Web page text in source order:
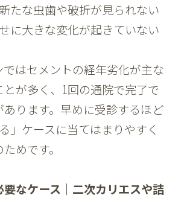
たな虫歯や破折が見られない
に大きな変化が起きていない
ではセメントの経年劣化が主な
が多く、1回の通院で完了で
あります。早めに受診するほど
」ケースに当てはまりやすく
めです。
なケース｜二次カリエスや詰